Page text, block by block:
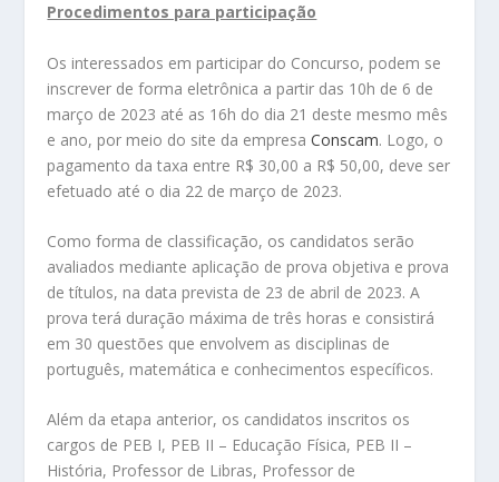
Procedimentos para participação
Os interessados em participar do Concurso, podem se
inscrever de forma eletrônica a partir das 10h de 6 de
março de 2023 até as 16h do dia 21 deste mesmo mês
e ano, por meio do site da empresaConscam. Logo, o
pagamento da taxa entre R$ 30,00 a R$ 50,00, deve ser
efetuado até o dia 22 de março de 2023.
Como forma de classificação, os candidatos serão
avaliados mediante aplicação de prova objetiva e prova
de títulos, na data prevista de 23 de abril de 2023. A
prova terá duração máxima de três horas e consistirá
em 30 questões que envolvem as disciplinas de
português, matemática e conhecimentos específicos.
Além da etapa anterior, os candidatos inscritos os
cargos de PEB I, PEB II – Educação Física, PEB II –
História, Professor de Libras, Professor de